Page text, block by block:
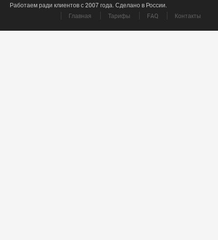
Работаем ради клиентов с 2007 года. Сделано в России.
Главная
Тарифы FAQ Контакты